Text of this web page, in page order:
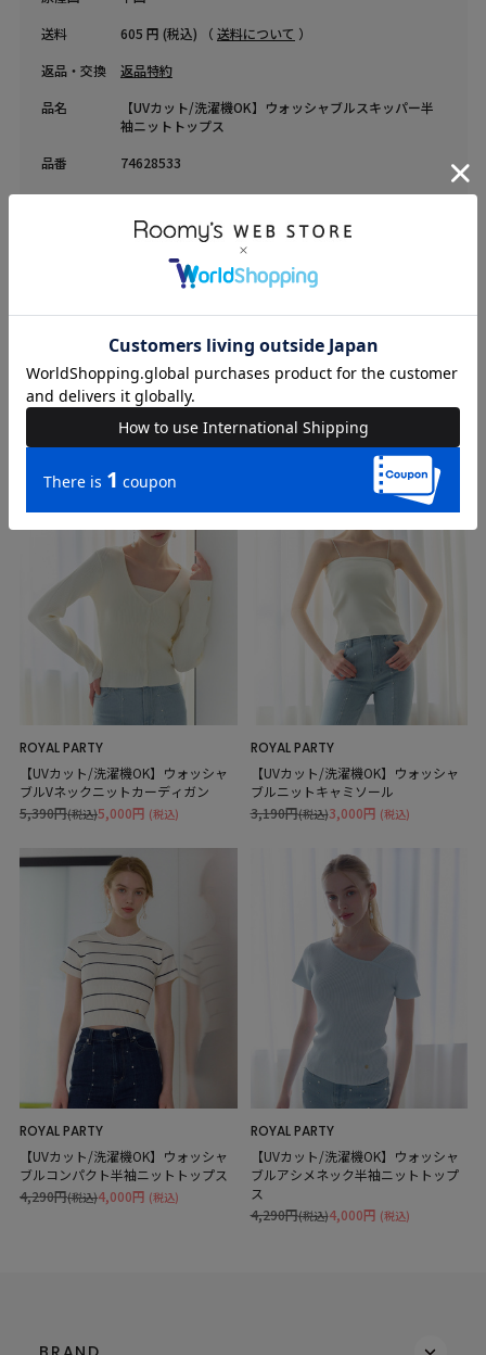
送料
605 円 (税込) （ 送料について ）
返品・交換
返品特約
品名
【UVカット/洗濯機OK】ウォッシャブルスキッパー半
袖ニットトップス
品番
74628533
RECOMMEND
ROYAL PARTY
【UVカット/洗濯機OK】ウォッシャ
ブルVネックニットカーディガン
5,000円 (税込)
5,390円(税込)
ROYAL PARTY
【UVカット/洗濯機OK】ウォッシャ
ブルニットキャミソール
3,000円 (税込)
3,190円(税込)
ROYAL PARTY
【UVカット/洗濯機OK】ウォッシャ
ブルコンパクト半袖ニットトップス
4,000円 (税込)
4,290円(税込)
ROYAL PARTY
【UVカット/洗濯機OK】ウォッシャ
ブルアシメネック半袖ニットトップ
ス
4,000円 (税込)
4,290円(税込)